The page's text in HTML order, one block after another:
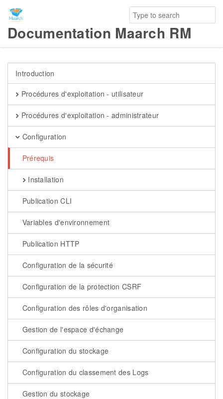
Documentation Maarch RM
Introduction
Procédures d'exploitation - utilisateur
Procédures d'exploitation - administrateur
Configuration
Prérequis
Installation
Publication CLI
Variables d'environnement
Publication HTTP
Configuration de la sécurité
Configuration de la protection CSRF
Configuration des rôles d'organisation
Gestion de l'espace d'échange
Configuration du stockage
Configuration du classement des Logs
Gestion du stockage